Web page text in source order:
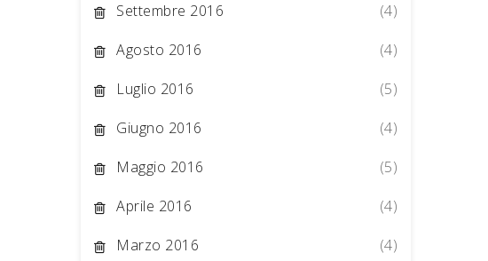
Settembre 2016
(4)
Agosto 2016
(4)
Luglio 2016
(5)
Giugno 2016
(4)
Maggio 2016
(5)
Aprile 2016
(4)
Marzo 2016
(4)